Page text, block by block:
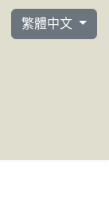
選擇你的語言
繁體中文